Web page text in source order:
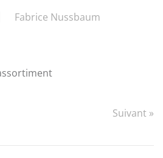
Fabrice Nussbaum
Suivant »